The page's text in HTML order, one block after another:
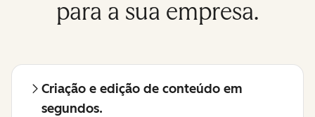
para a sua empresa.
Criação e edição de conteúdo em
segundos.